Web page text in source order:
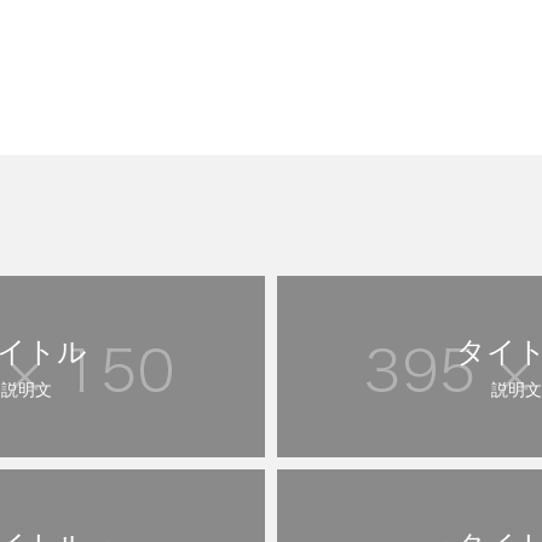
トル
説明文
タイ
説明文